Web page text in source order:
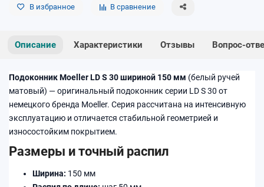
В избранное В сравнение
Описание Характеристики Отзывы Вопрос-
Подоконник Moeller LD S 30 шириной 150 мм (белый ручей
матовый) — оригинальный подоконник серии LD S 30 от
немецкого бренда Moeller. Серия рассчитана на интенсивную
эксплуатацию и отличается стабильной геометрией и
износостойким покрытием.
Размеры и точный распил
Ширина: 150 мм